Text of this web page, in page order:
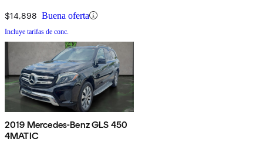
$14,898 Buena oferta
Incluye tarifas de conc.
2019 Mercedes-Benz GLS 450
4MATIC